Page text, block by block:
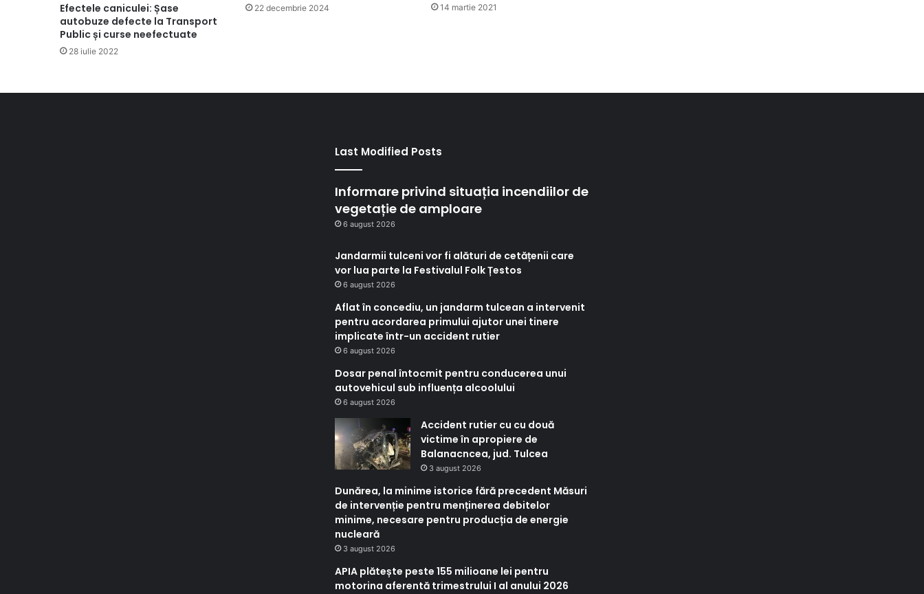
Efectele caniculei: Șase
autobuze defecte la Transport
Public și curse neefectuate
28 iulie 2022
22 decembrie 2024 14 martie 2021
Last Modified Posts
Informare privind situația incendiilor de
vegetație de amploare
6 august 2026
Jandarmii tulceni vor fi alături de cetățenii care
vor lua parte la Festivalul Folk Țestos
6 august 2026
Aflat în concediu, un jandarm tulcean a intervenit
pentru acordarea primului ajutor unei tinere
implicate într-un accident rutier
6 august 2026
Dosar penal întocmit pentru conducerea unui
autovehicul sub influența alcoolului
6 august 2026
Accident rutier cu cu două
victime în apropiere de
Balanacncea, jud. Tulcea
3 august 2026
Dunărea, la minime istorice fără precedent Măsuri
de intervenție pentru menținerea debitelor
minime, necesare pentru producția de energie
nucleară
3 august 2026
APIA plătește peste 155 milioane lei pentru
motorina aferentă trimestrului I al anului 2026